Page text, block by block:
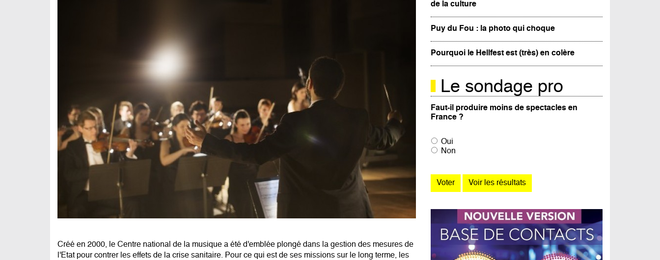
Créé en 2000, le Centre national de la musique a été d'emblée plongé dans la gestion des mesures de
l'Etat pour contrer les effets de la crise sanitaire. Pour ce qui est de ses missions sur le long terme, les
de la culture
Puy du Fou : la photo qui choque
Pourquoi le Hellfest est (très) en colère
Le sondage pro
Faut-il produire moins de spectacles en
France ?
Oui
Non